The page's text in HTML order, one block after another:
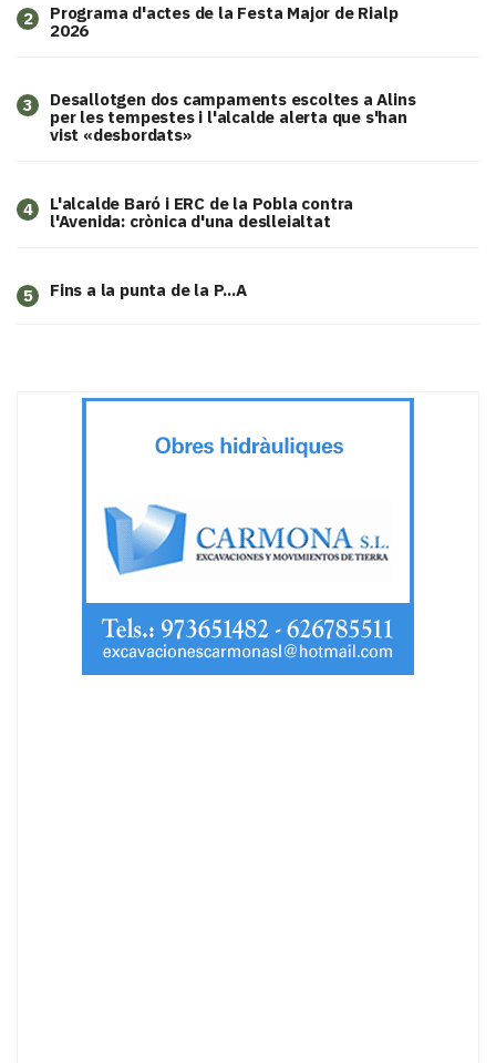
2
Programa d'actes de la Festa Major de Rialp
2026
3
​Desallotgen dos campaments escoltes a Alins
per les tempestes i l'alcalde alerta que s'han
vist «desbordats»
4
L'alcalde Baró i ERC de la Pobla contra
l'Avenida: crònica d'una deslleialtat
5 Fins a la punta de la P...A